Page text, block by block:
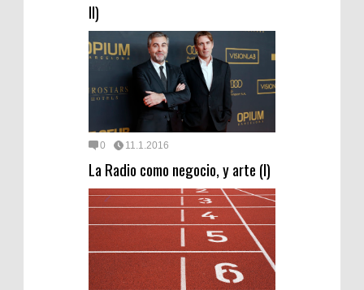
II)
0 11.1.2016
La Radio como negocio, y arte (I)